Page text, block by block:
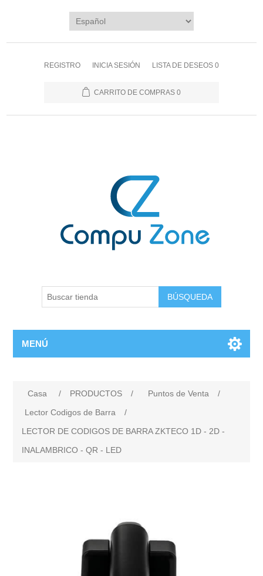
REGISTRO INICIA SESIÓN LISTA DE DESEOS 0
CARRITO DE COMPRAS 0
BÚSQUEDA
MENÚ
Casa / PRODUCTOS / Puntos de Venta
/
Lector Codigos de Barra
/
LECTOR DE CODIGOS DE BARRA ZKTECO 1D - 2D -
INALAMBRICO - QR - LED